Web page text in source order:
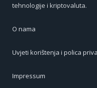
tehnologije i kriptovaluta.
O nama
Uvjeti korištenja i polica
Impressum